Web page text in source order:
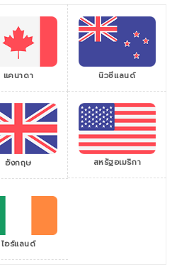
แคนาดา นิวซีแลนด์
อังกฤษ สหรัฐอเมริกา
ไอร์แลนด์